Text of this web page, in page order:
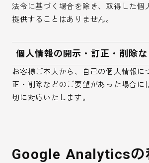
法令に基づく場合を除き、取得した個
提供することはありません。
個人情報の開示・訂正・削除な
お客様ご本人から、自己の個人情報に
正・削除などのご要望があった場合に
切に対応いたします。
Google Analyticsの